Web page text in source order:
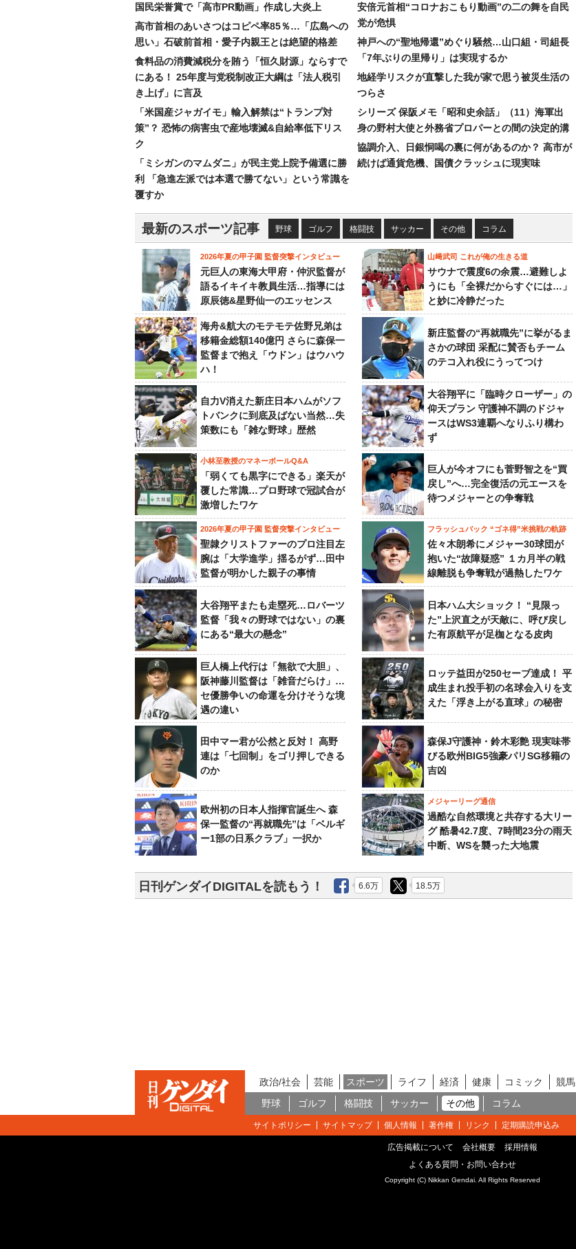
国民栄誉賞で「高市PR動画」作成し大炎上
高市首相のあいさつはコピペ率85％…「広島への
思い」石破前首相・愛子内親王とは絶望的格差
食料品の消費減税分を賄う「恒久財源」ならすで
にある！ 25年度与党税制改正大綱は「法人税引
き上げ」に言及
「米国産ジャガイモ」輸入解禁は“トランプ対
策”？ 恐怖の病害虫で産地壊滅&自給率低下リス
ク
「ミシガンのマムダニ」が民主党上院予備選に勝
利 「急進左派では本選で勝てない」という常識を
覆すか
安倍元首相“コロナおこもり動画”の二の舞を自民
党が危惧
神戸への“聖地帰還”めぐり騒然…山口組・司組長
「7年ぶりの里帰り」は実現するか
地経学リスクが直撃した我が家で思う被災生活の
つらさ
シリーズ 保阪メモ「昭和史余話」（11）海軍出
身の野村大使と外務省プロパーとの間の決定的溝
協調介入、日銀恫喝の裏に何があるのか？ 高市が
続けば通貨危機、国債クラッシュに現実味
最新のスポーツ記事 野球 ゴルフ 格闘技 サッカー その他 コラム
2026年夏の甲子園 監督突撃インタビュー
元巨人の東海大甲府・仲沢監督が
語るイキイキ教員生活…指導には
原辰徳&星野仙一のエッセンス
山﨑武司 これが俺の生きる道
サウナで震度6の余震…避難しよ
うにも「全裸だからすぐには…」
と妙に冷静だった
海舟&航大のモテモテ佐野兄弟は
移籍金総額140億円 さらに森保一
監督まで抱え「ウドン」はウハウ
ハ！
新庄監督の“再就職先”に挙がるま
さかの球団 采配に賛否もチーム
のテコ入れ役にうってつけ
自力V消えた新庄日本ハムがソフ
トバンクに到底及ばない当然…失
策数にも「雑な野球」歴然
大谷翔平に「臨時クローザー」の
仰天プラン 守護神不調のドジャ
ースはWS3連覇へなりふり構わ
ず
小林至教授のマネーボールQ&A
「弱くても黒字にできる」楽天が
覆した常識…プロ野球で冠試合が
激増したワケ
巨人が今オフにも菅野智之を“買
戻し”へ…完全復活の元エースを
待つメジャーとの争奪戦
2026年夏の甲子園 監督突撃インタビュー
聖隷クリストファーのプロ注目左
腕は「大学進学」揺るがず…田中
監督が明かした親子の事情
フラッシュバック “ゴネ得”米挑戦の軌跡
佐々木朗希にメジャー30球団が
抱いた“故障疑惑” １カ月半の戦
線離脱も争奪戦が過熱したワケ
大谷翔平またも走塁死…ロバーツ
監督「我々の野球ではない」の裏
にある“最大の懸念”
日本ハム大ショック！ “見限っ
た”上沢直之が天敵に、呼び戻し
た有原航平が足枷となる皮肉
巨人橋上代行は「無欲で大胆」、
阪神藤川監督は「雑音だらけ」…
セ優勝争いの命運を分けそうな境
遇の違い
ロッテ益田が250セーブ達成！ 平
成生まれ投手初の名球会入りを支
えた「浮き上がる直球」の秘密
田中マー君が公然と反対！ 高野
連は「七回制」をゴリ押しできる
のか
森保J守護神・鈴木彩艶 現実味帯
びる欧州BIG5強豪パリSG移籍の
吉凶
欧州初の日本人指揮官誕生へ 森
保一監督の“再就職先”は「ベルギ
ー1部の日系クラブ」一択か
メジャーリーグ通信
過酷な自然環境と共存する大リー
グ 酷暑42.7度、7時間23分の雨天
中断、WSを襲った大地震
日刊ゲンダイDIGITALを読もう！ 6.6万 18.5万
政治/社会 芸能 スポーツ ライフ 経済 健康 コミック 競馬
野球
ゴルフ 格闘技 サッカー その他 コラム
サイトポリシー サイトマップ 個人情報 著作権 リンク 定期購読申込み
広告掲載について 会社概要
採用情報
よくある質問・お問い合わせ
Copyright (C) Nikkan Gendai. All Rights Reserved